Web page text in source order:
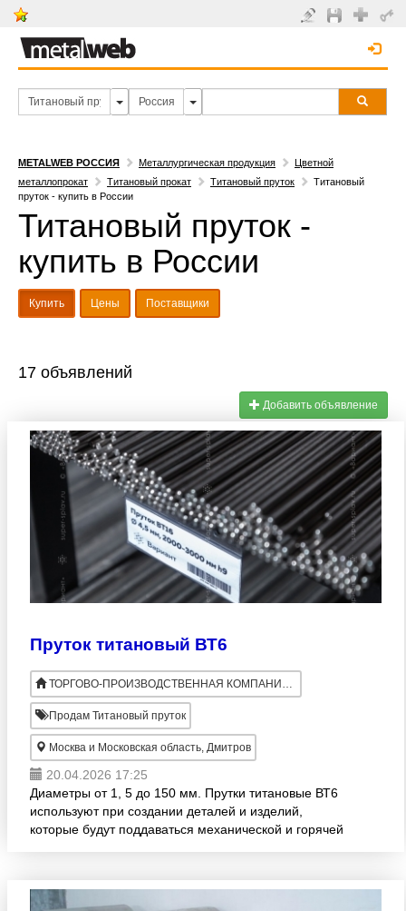
METALWEB РОССИЯ Металлургическая продукция
Цветной
металлопрокат
Титановый прокат Титановый пруток
Титановый
пруток - купить в России
Титановый пруток -
купить в России
Купить Цены Поставщики
17 объявлений
Добавить объявление
Пруток титановый ВТ6
ТОРГОВО-ПРОИЗВОДСТВЕННАЯ КОМПАНИЯ ВАРИАНТ
Продам Титановый пруток
Москва и Московская область, Дмитров
20.04.2026 17:25
Диаметры от 1, 5 до 150 мм. Прутки титановые ВТ6
используют при создании деталей и изделий,
которые будут поддаваться механической и горячей